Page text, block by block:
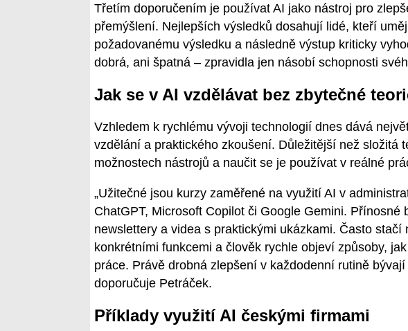
Třetím doporučením je používat AI jako nástroj pro
přemýšlení. Nejlepších výsledků dosahují lidé, kteří
požadovanému výsledku a následně výstup kriticky
dobrá, ani špatná – zpravidla jen násobí schopnosti
Jak se v AI vzdělávat bez zbytečné
Vzhledem k rychlému vývoji technologií dnes dává
vzdělání a praktického zkoušení. Důležitější než složitá
možnostech nástrojů a naučit se je používat v reálné
„Užitečné jsou kurzy zaměřené na využití AI v
ChatGPT, Microsoft Copilot či Google Gemini. Přínosné
newslettery a videa s praktickými ukázkami. Často
konkrétními funkcemi a člověk rychle objeví způsoby,
práce. Právě drobná zlepšení v každodenní rutině
doporučuje Petráček.
Příklady využití AI českými firmami